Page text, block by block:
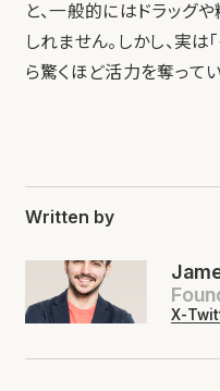
と、一般的にはドラッグ
しれません。しかし、実
ら驚くほど活力を奪って
Written by
X-